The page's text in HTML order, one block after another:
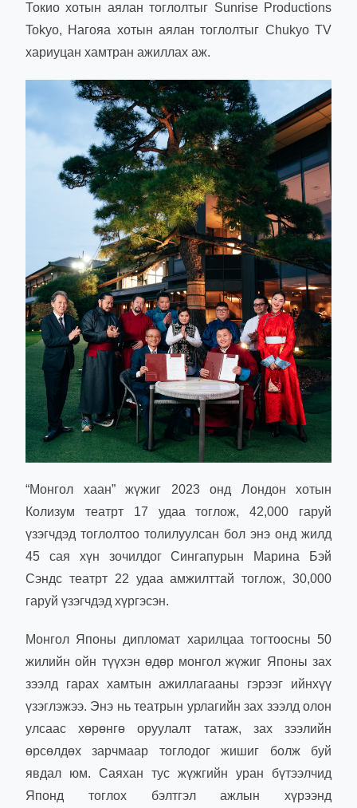
Токио хотын аялан тоглолтыг Sunrise Productions
Tokyo, Нагояа хотын аялан тоглолтыг Chukyo TV
хариуцан хамтран ажиллах аж.
“Монгол хаан” жүжиг 2023 онд Лондон хотын
Колизум театрт 17 удаа тоглож, 42,000 гаруй
үзэгчдэд тоглолтоо толилуулсан бол энэ онд жилд
45 сая хүн зочилдог Сингапурын Марина Бэй
Сэндс театрт 22 удаа амжилттай тоглож, 30,000
гаруй үзэгчдэд хүргэсэн.
Монгол Японы дипломат харилцаа тогтоосны 50
жилийн ойн түүхэн өдөр монгол жүжиг Японы зах
зээлд гарах хамтын ажиллагааны гэрээг ийнхүү
үзэглэжээ. Энэ нь театрын урлагийн зах зээлд олон
улсаас хөрөнгө оруулалт татаж, зах зээлийн
өрсөлдөх зарчмаар тоглодог жишиг болж буй
явдал юм. Саяхан тус жүжгийн уран бүтээлчид
Японд тоглох бэлтгэл ажлын хүрээнд